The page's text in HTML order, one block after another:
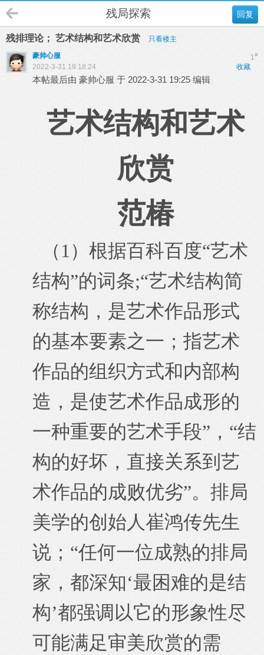
回复
残局探索
残排理论； 艺术结构和艺术欣赏 只看楼主
1#
豪帅心服
收藏
2022-3-31 19:18:24
本帖最后由 豪帅心服 于 2022-3-31 19:25 编辑
艺术结构和艺术
欣赏
范椿
（1）根据百科百度“艺术
结构”的词条;“艺术结构简
称结构，是艺术作品形式
的基本要素之一；指艺术
作品的组织方式和内部构
造，是使艺术作品成形的
一种重要的艺术手段”，“结
构的好坏，直接关系到艺
术作品的成败优劣”。排局
美学的创始人崔鸿传先生
说；“任何一位成熟的排局
家，都深知‘最困难的是结
构’都强调以它的形象性尽
可能满足审美欣赏的需